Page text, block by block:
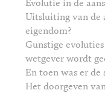
Evolutie in de
Uitsluiting van de
eigendom?
Gunstige
wetgever wordt
En toen was er de
Het doorgeven